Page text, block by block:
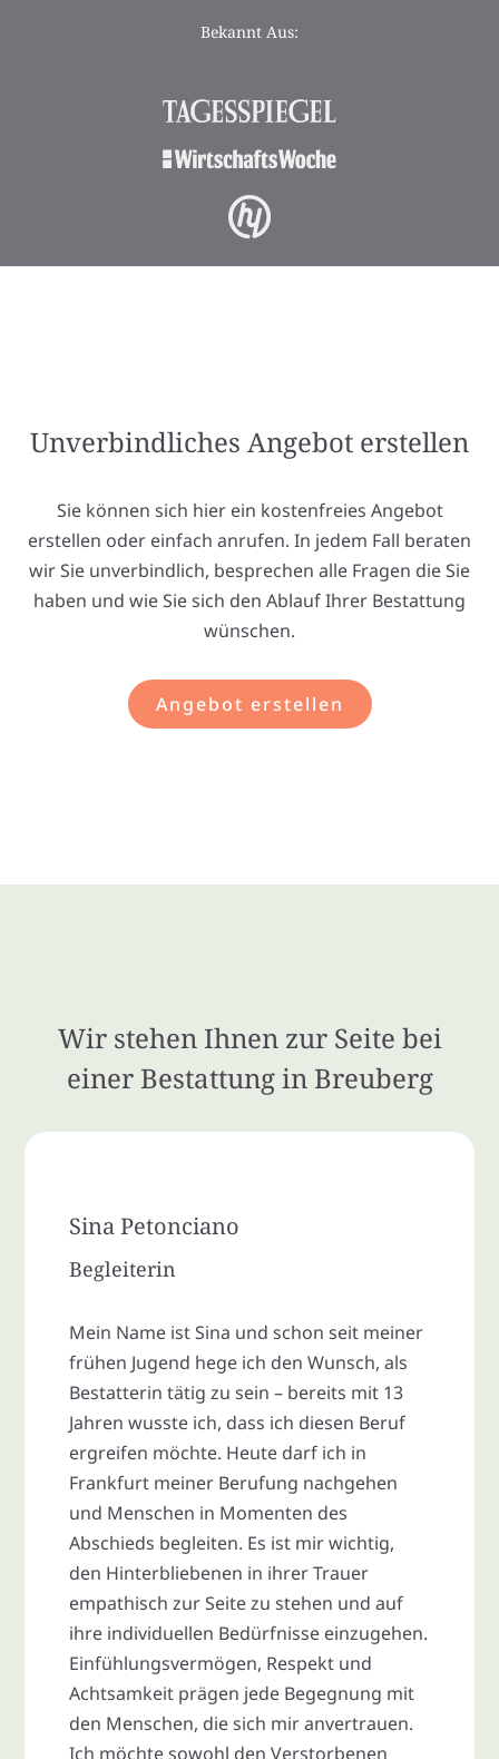
Bekannt Aus:
Unverbindliches Angebot erstellen
Sie können sich hier ein kostenfreies Angebot
erstellen oder einfach anrufen. In jedem Fall beraten
wir Sie unverbindlich, besprechen alle Fragen die Sie
haben und wie Sie sich den Ablauf Ihrer Bestattung
wünschen.
Angebot erstellen
Wir stehen Ihnen zur Seite bei
einer Bestattung in Breuberg
Sina Petonciano
Begleiterin
Mein Name ist Sina und schon seit meiner
frühen Jugend hege ich den Wunsch, als
Bestatterin tätig zu sein – bereits mit 13
Jahren wusste ich, dass ich diesen Beruf
ergreifen möchte. Heute darf ich in
Frankfurt meiner Berufung nachgehen
und Menschen in Momenten des
Abschieds begleiten. Es ist mir wichtig,
den Hinterbliebenen in ihrer Trauer
empathisch zur Seite zu stehen und auf
ihre individuellen Bedürfnisse einzugehen.
Einfühlungsvermögen, Respekt und
Achtsamkeit prägen jede Begegnung mit
den Menschen, die sich mir anvertrauen.
Ich möchte sowohl den Verstorbenen